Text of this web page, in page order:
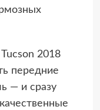
2018
передние
— и сразу